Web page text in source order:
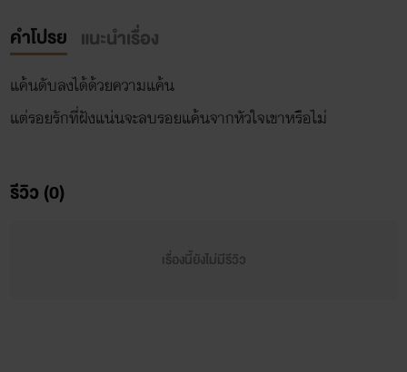
คำโปรย แนะนำเรื่อง
แค้นดับลงได้ด้วยความแค้น
รีวิว (0)
เรื่องนี้ยังไม่มีรีวิว